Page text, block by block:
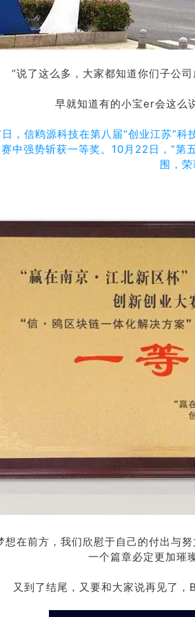
“说了这么多，大家都知道你们子公
早就知道有的小宝er会这么
，信鸥源科技在第八届“创业江苏”科
中强势斩获一等奖。10月22日，“第
围，荣
想在前方，我们欣慰于自己的付出与
一个篇章必定更加璀
又到了结尾，又要和大家说再见了